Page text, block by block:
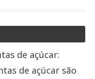
de açúcar:
de açúcar são